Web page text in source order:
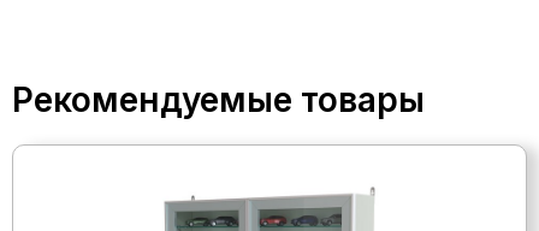
Рекомендуемые товары